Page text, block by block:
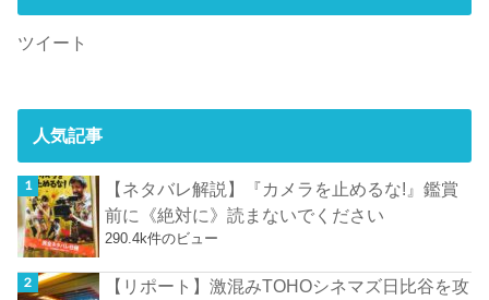
ツイート
人気記事
【ネタバレ解説】『カメラを止めるな!』鑑賞
前に《絶対に》読まないでください
290.4k件のビュー
【リポート】激混みTOHOシネマズ日比谷を攻